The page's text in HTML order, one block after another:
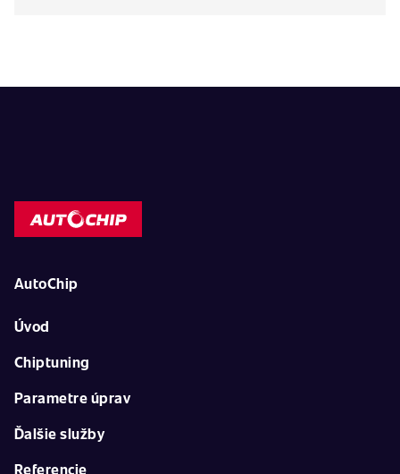
AutoChip
Úvod
Chiptuning
Parametre úprav
Ďalšie služby
Referencie